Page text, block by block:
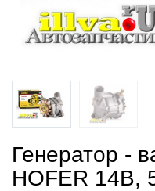
Генератор -
HOFER 14В,